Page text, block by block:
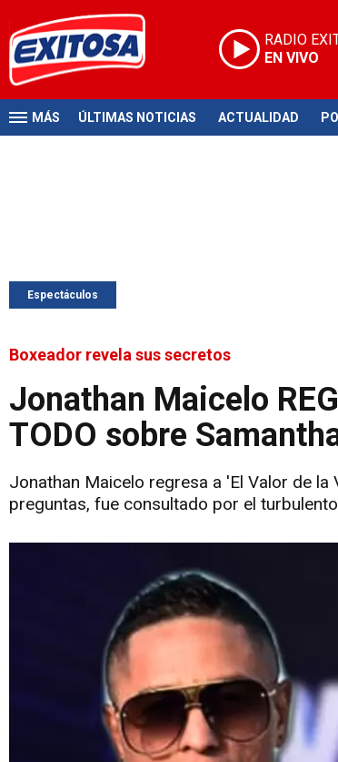
RADIO
EN VIVO
MÁS ÚLTIMAS NOTICIAS ACTUALIDAD
Espectáculos
Boxeador revela sus secretos
Jonathan Maicelo
TODO sobre
Jonathan Maicelo regresa a 'El Valor de
preguntas, fue consultado por el